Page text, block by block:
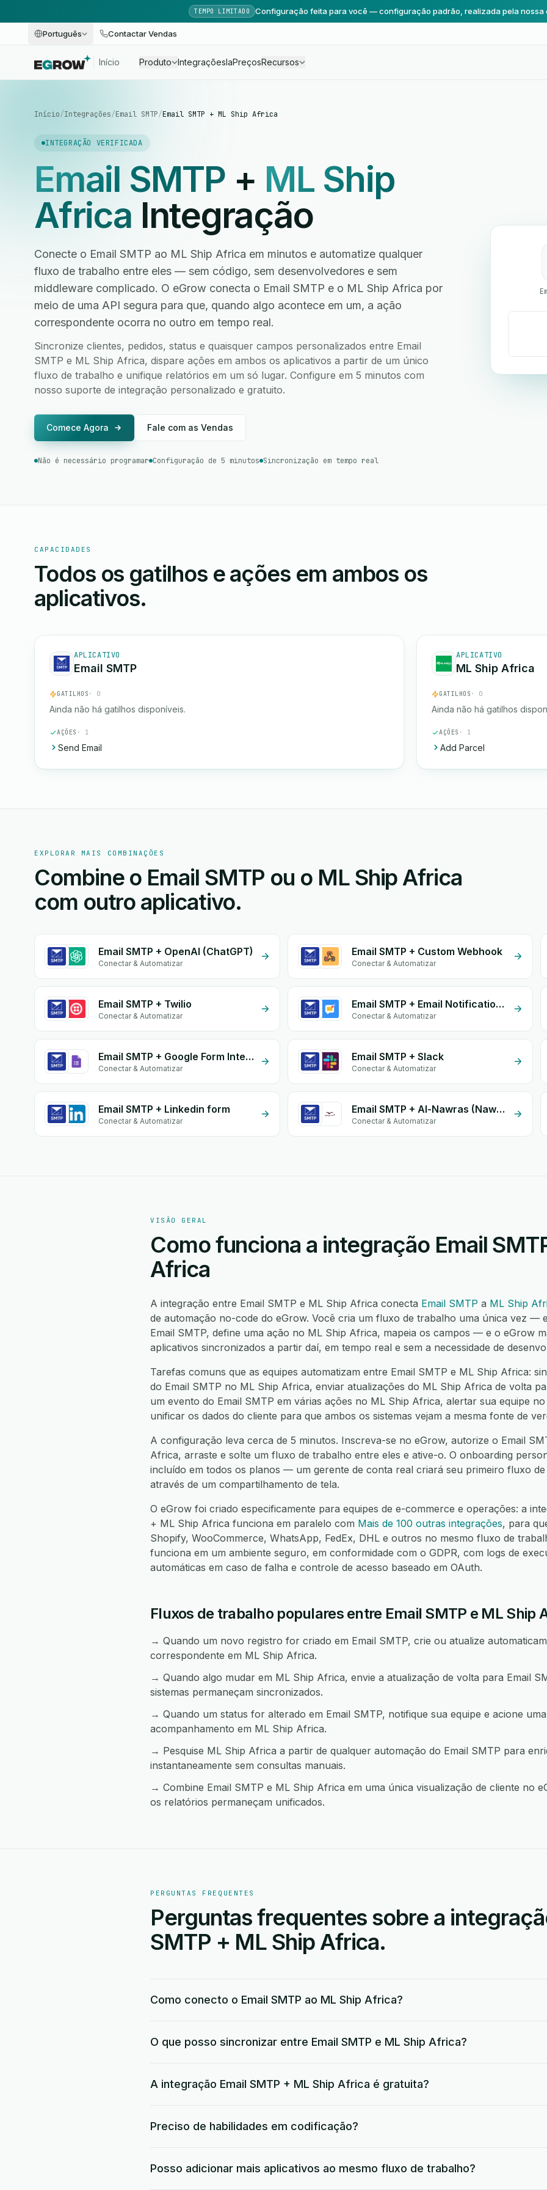
TEMPO LIMITADO Configuração feita para você — configuração padrão, realizada pela nossa
Português Contactar Vendas
Início Produto IntegraçõesIaPreçosRecursos
Início/Integrações/Email SMTP/Email SMTP + ML Ship Africa
INTEGRAÇÃO VERIFICADA
Email SMTP + ML Ship
Africa Integração
Conecte o Email SMTP ao ML Ship Africa em minutos e automatize qualquer
fluxo de trabalho entre eles — sem código, sem desenvolvedores e sem
middleware complicado. O eGrow conecta o Email SMTP e o ML Ship Africa por
meio de uma API segura para que, quando algo acontece em um, a ação
correspondente ocorra no outro em tempo real.
Sincronize clientes, pedidos, status e quaisquer campos personalizados entre Email
SMTP e ML Ship Africa, dispare ações em ambos os aplicativos a partir de um único
fluxo de trabalho e unifique relatórios em um só lugar. Configure em 5 minutos com
nosso suporte de integração personalizado e gratuito.
Comece Agora Fale com as Vendas
Não é necessário programar Configuração de 5 minutos Sincronização em tempo real
CAPACIDADES
Todos os gatilhos e ações em ambos os
aplicativos.
APLICATIVO
Email SMTP
GATILHOS · 0
Ainda não há gatilhos disponíveis.
AÇÕES · 1
Send Email
APLICATIVO
ML Ship Africa
GATILHOS · 0
Ainda não há gatilhos
AÇÕES · 1
Add Parcel
EXPLORAR MAIS COMBINAÇÕES
Combine o Email SMTP ou o ML Ship Africa
com outro aplicativo.
Email SMTP + OpenAI (ChatGPT)
Conectar & Automatizar
Email SMTP + Custom Webhook
Conectar & Automatizar
Email SMTP + Twilio
Conectar & Automatizar
Email SMTP + Email Notifications by eGrow
Conectar & Automatizar
Email SMTP + Google Form Integration
Conectar & Automatizar
Email SMTP + Slack
Conectar & Automatizar
Email SMTP + Linkedin form
Conectar & Automatizar
Email SMTP + Al-Nawras (Nawris)
Conectar & Automatizar
VISÃO GERAL
Como funciona a integração Email
Africa
A integração entre Email SMTP e ML Ship Africa conecta Email SMTP a ML Ship
de automação no-code do eGrow. Você cria um fluxo de trabalho uma única vez —
Email SMTP, define uma ação no ML Ship Africa, mapeia os campos — e o eGrow
aplicativos sincronizados a partir daí, em tempo real e sem a necessidade de
Tarefas comuns que as equipes automatizam entre Email SMTP e ML Ship Africa:
do Email SMTP no ML Ship Africa, enviar atualizações do ML Ship Africa de volta
um evento do Email SMTP em várias ações no ML Ship Africa, alertar sua equipe
unificar os dados do cliente para que ambos os sistemas vejam a mesma fonte de
A configuração leva cerca de 5 minutos. Inscreva-se no eGrow, autorize o Email
Africa, arraste e solte um fluxo de trabalho entre eles e ative-o. O onboarding
incluído em todos os planos — um gerente de conta real criará seu primeiro fluxo
através de um compartilhamento de tela.
O eGrow foi criado especificamente para equipes de e-commerce e operações: a
+ ML Ship Africa funciona em paralelo com Mais de 100 outras integrações, para
Shopify, WooCommerce, WhatsApp, FedEx, DHL e outros no mesmo fluxo de
funciona em um ambiente seguro, em conformidade com o GDPR, com logs de
automáticas em caso de falha e controle de acesso baseado em OAuth.
Fluxos de trabalho populares entre Email SMTP e ML Ship
→ Quando um novo registro for criado em Email SMTP, crie ou atualize
correspondente em ML Ship Africa.
→ Quando algo mudar em ML Ship Africa, envie a atualização de volta para Email
sistemas permaneçam sincronizados.
→ Quando um status for alterado em Email SMTP, notifique sua equipe e acione
acompanhamento em ML Ship Africa.
→ Pesquise ML Ship Africa a partir de qualquer automação do Email SMTP para
instantaneamente sem consultas manuais.
→ Combine Email SMTP e ML Ship Africa em uma única visualização de cliente no
os relatórios permaneçam unificados.
PERGUNTAS FREQUENTES
Perguntas frequentes sobre a
SMTP + ML Ship Africa.
Como conecto o Email SMTP ao ML Ship Africa?
O que posso sincronizar entre Email SMTP e ML Ship Africa?
A integração Email SMTP + ML Ship Africa é gratuita?
Preciso de habilidades em codificação?
Posso adicionar mais aplicativos ao mesmo fluxo de trabalho?